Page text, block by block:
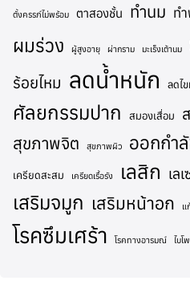
ตั้งครรภ์ไม่พร้อม ตาสองชั้น ทำนม ท
ผมร่วง ผู้สูงอายุ ผ่ากราม มะเร็งเต้านม
ร้อยไหม ลดน้ำหนัก ลดไ
ศัลยกรรมปาก สมองเสื่อม
สุขภาพจิต สุขภาพผิว ออกกำ
เครียดสะสม เครียดเรื้อรัง เลสิก เล
เสริมจมูก เสริมหน้าอก แ
โรคซึมเศร้า โรคทางอารมณ์ ไบโ